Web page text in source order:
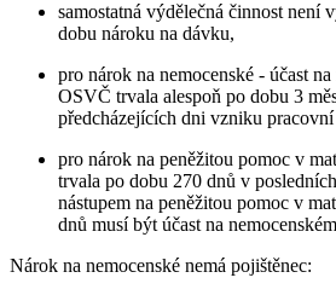
samostatná výdělečná činnost není
dobu nároku na dávku,
pro nárok na nemocenské - účast
OSVČ trvala alespoň po dobu 3
předcházejících dni vzniku pracovní
pro nárok na peněžitou pomoc v
trvala po dobu 270 dnů v
nástupem na peněžitou pomoc v
dnů musí být účast na
Nárok na nemocenské nemá pojištěnec: